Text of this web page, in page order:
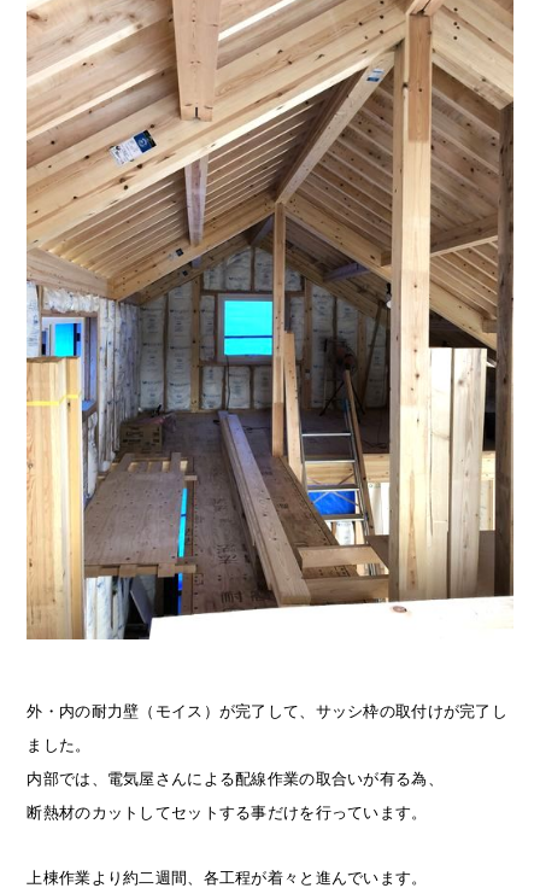
外・内の耐力壁（モイス）が完了して、サッシ枠の取付けが完了し
ました。
内部では、電気屋さんによる配線作業の取合いが有る為、
断熱材のカットしてセットする事だけを行っています。
上棟作業より約二週間、各工程が着々と進んでいます。